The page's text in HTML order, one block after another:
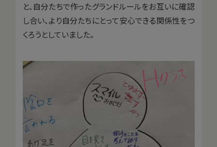
と、自分たちで作ったグランドルールをお互いに確認
し合い、より自分たちにとって安心できる関係性をつ
くろうとしていました。